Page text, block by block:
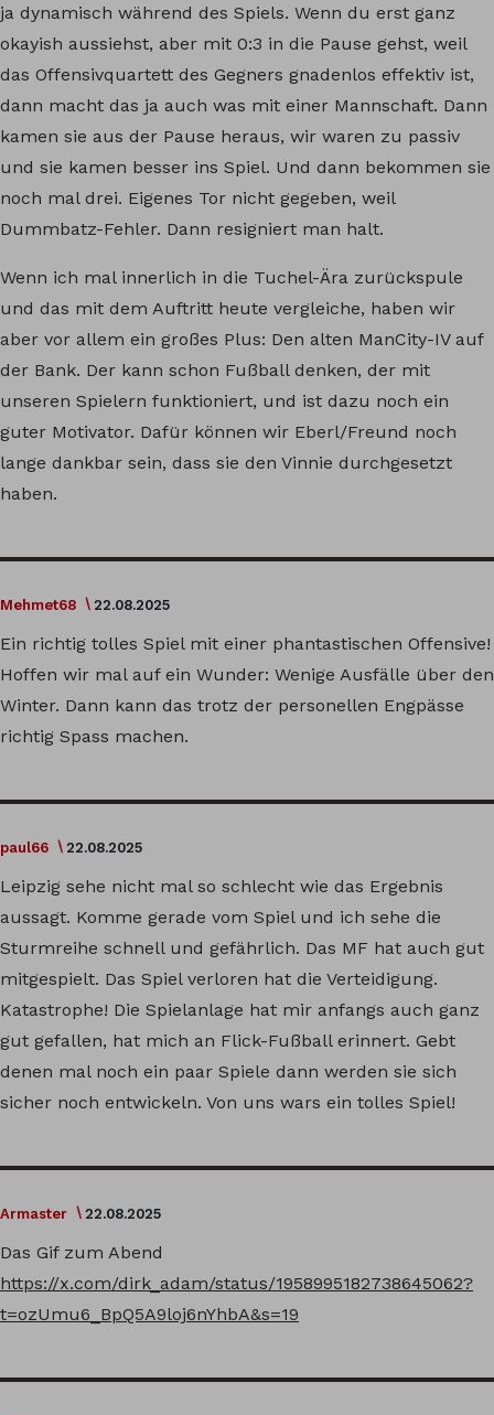
ja dynamisch während des Spiels. Wenn du erst ganz
okayish aussiehst, aber mit 0:3 in die Pause gehst, weil
das Offensivquartett des Gegners gnadenlos effektiv ist,
dann macht das ja auch was mit einer Mannschaft. Dann
kamen sie aus der Pause heraus, wir waren zu passiv
und sie kamen besser ins Spiel. Und dann bekommen sie
noch mal drei. Eigenes Tor nicht gegeben, weil
Dummbatz-Fehler. Dann resigniert man halt.
Wenn ich mal innerlich in die Tuchel-Ära zurückspule
und das mit dem Auftritt heute vergleiche, haben wir
aber vor allem ein großes Plus: Den alten ManCity-IV auf
der Bank. Der kann schon Fußball denken, der mit
unseren Spielern funktioniert, und ist dazu noch ein
guter Motivator. Dafür können wir Eberl/Freund noch
lange dankbar sein, dass sie den Vinnie durchgesetzt
haben.
Mehmet68 22.08.2025
Ein richtig tolles Spiel mit einer phantastischen Offensive!
Hoffen wir mal auf ein Wunder: Wenige Ausfälle über den
Winter. Dann kann das trotz der personellen Engpässe
richtig Spass machen.
paul66 22.08.2025
Leipzig sehe nicht mal so schlecht wie das Ergebnis
aussagt. Komme gerade vom Spiel und ich sehe die
Sturmreihe schnell und gefährlich. Das MF hat auch gut
mitgespielt. Das Spiel verloren hat die Verteidigung.
Katastrophe! Die Spielanlage hat mir anfangs auch ganz
gut gefallen, hat mich an Flick-Fußball erinnert. Gebt
denen mal noch ein paar Spiele dann werden sie sich
sicher noch entwickeln. Von uns wars ein tolles Spiel!
Armaster 22.08.2025
Das Gif zum Abend
https://x.com/dirk_adam/status/1958995182738645062?
t=ozUmu6_BpQ5A9loj6nYhbA&s=19